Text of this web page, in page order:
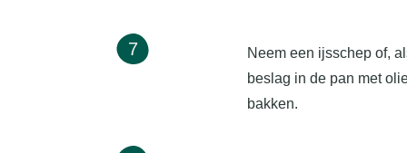
7
Neem een ijsschep of,
beslag in de pan met
bakken.